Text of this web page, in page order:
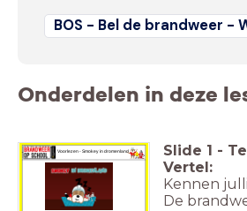
BOS - Bel de brandweer -
Onderdelen in deze
Voorlezen - Smokey in dromenland Slide 1 -
Vertel:
Kennen
De